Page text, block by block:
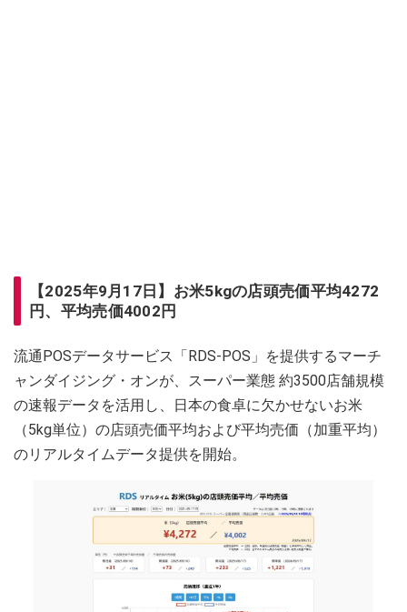
【2025年9月17日】お米5kgの店頭売価平均4272
円、平均売価4002円
流通POSデータサービス「RDS-POS」を提供するマーチ
ャンダイジング・オンが、スーパー業態 約3500店舗規模
の速報データを活用し、日本の食卓に欠かせないお米
（5kg単位）の店頭売価平均および平均売価（加重平均）
のリアルタイムデータ提供を開始。